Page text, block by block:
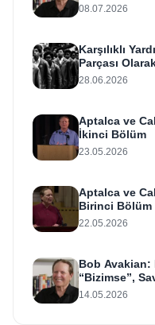
Açısı
08.07.2026
Karşılıklı
Parçası
28.06.2026
Aptalca ve
İkinci Bölüm
23.05.2026
Aptalca ve
Birinci Bölüm
22.05.2026
Bob Avakian:
“Bizimse”,
Israr Ediyor
14.05.2026